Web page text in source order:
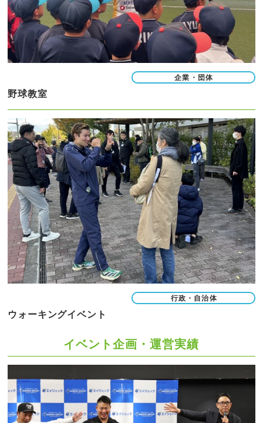
企業・団体
野球教室
行政・自治体
ウォーキングイベント
イベント企画・運営実績